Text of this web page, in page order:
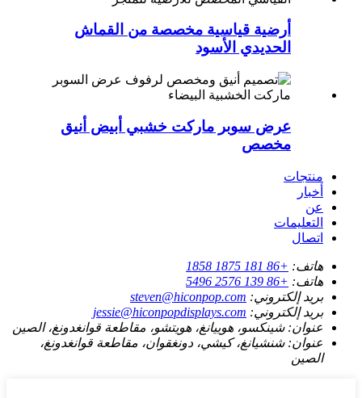
أرضية قياسية مخصصة من القماش
الحديدي الأسود
عرض سوبر ماركت خشبي أبيض أنيق
مخصص
منتجات
أخبار
عن
التعليمات
اتصال
هاتف: +86 181 1875 1858
هاتف: +86 139 2576 5496
بريد إلكتروني: steven@hiconpop.com
بريد إلكتروني: jessie@hiconpopdisplays.com
عنوان: شينكسو، هوييانغ، هويتشو، مقاطعة قوانغدونغ، الصين
عنوان: شنشيانغ، كيشي، دونغقوان، مقاطعة قوانغدونغ،
الصين